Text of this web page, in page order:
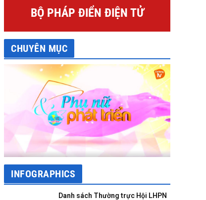
BỘ PHÁP ĐIỂN ĐIỆN TỬ
CHUYÊN MỤC
INFOGRAPHICS
Danh sách Thường trực Hội LHPN